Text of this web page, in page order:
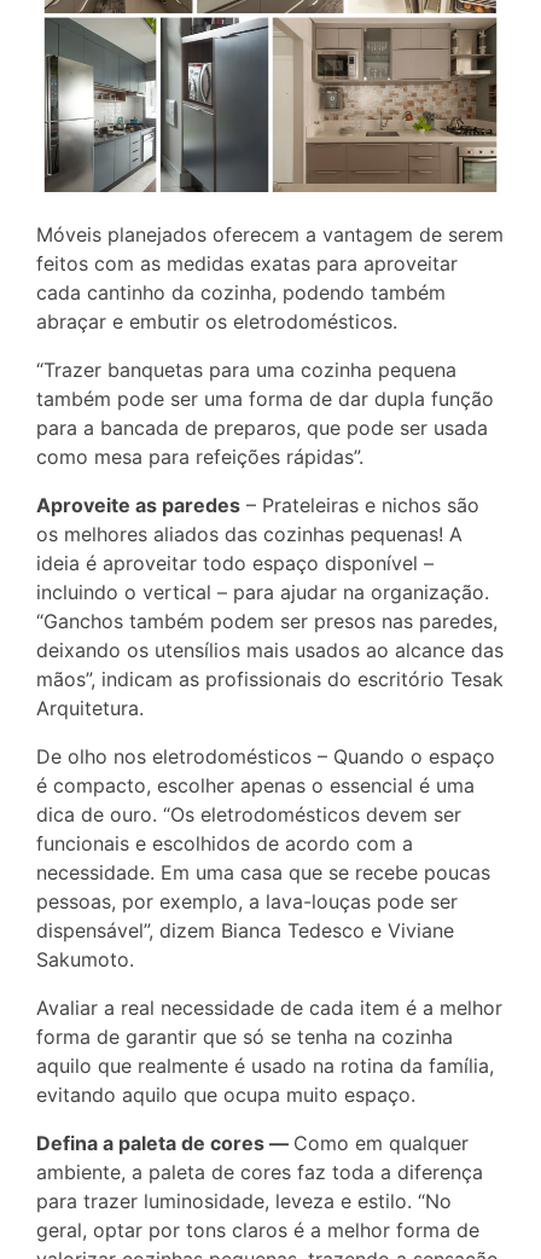
Móveis planejados oferecem a vantagem de serem
feitos com as medidas exatas para aproveitar
cada cantinho da cozinha, podendo também
abraçar e embutir os eletrodomésticos.
“Trazer banquetas para uma cozinha pequena
também pode ser uma forma de dar dupla função
para a bancada de preparos, que pode ser usada
como mesa para refeições rápidas”.
Aproveite as paredes – Prateleiras e nichos são
os melhores aliados das cozinhas pequenas! A
ideia é aproveitar todo espaço disponível –
incluindo o vertical – para ajudar na organização.
“Ganchos também podem ser presos nas paredes,
deixando os utensílios mais usados ao alcance das
mãos”, indicam as profissionais do escritório Tesak
Arquitetura.
De olho nos eletrodomésticos – Quando o espaço
é compacto, escolher apenas o essencial é uma
dica de ouro. “Os eletrodomésticos devem ser
funcionais e escolhidos de acordo com a
necessidade. Em uma casa que se recebe poucas
pessoas, por exemplo, a lava-louças pode ser
dispensável”, dizem Bianca Tedesco e Viviane
Sakumoto.
Avaliar a real necessidade de cada item é a melhor
forma de garantir que só se tenha na cozinha
aquilo que realmente é usado na rotina da família,
evitando aquilo que ocupa muito espaço.
Defina a paleta de cores — Como em qualquer
ambiente, a paleta de cores faz toda a diferença
para trazer luminosidade, leveza e estilo. “No
geral, optar por tons claros é a melhor forma de